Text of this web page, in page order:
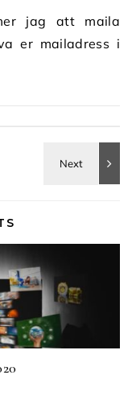
jag att maila
er mailadress i